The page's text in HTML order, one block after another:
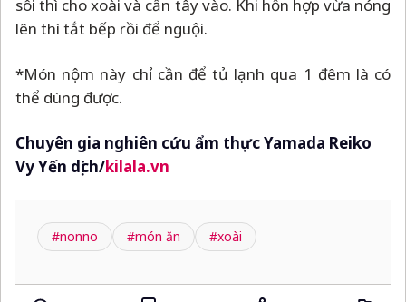
sôi thì cho xoài và cần tây vào. Khi hỗn hợp vừa nóng
lên thì tắt bếp rồi để nguội.
*Món nộm này chỉ cần để tủ lạnh qua 1 đêm là có
thể dùng được.
Chuyên gia nghiên cứu ẩm thực Yamada Reiko
Vy Yến dịch/kilala.vn
#nonno #món ăn #xoài